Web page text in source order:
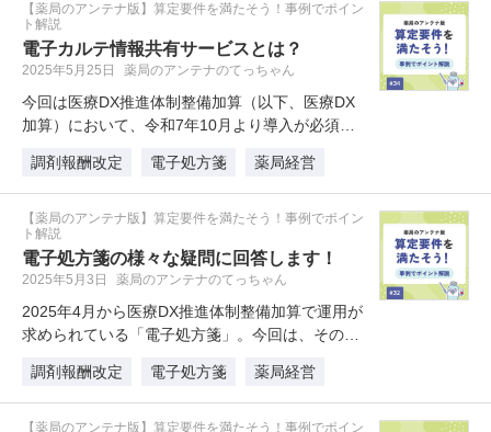
【薬局のアンテナ版】算定要件を満たそう！事例でポイン
ト解説
電子カルテ情報共有サービスとは？
2025年5月25日 薬局のアンテナのてっちゃん
今回は医療DX推進体制整備加算（以下、医療DX
加算）において、令和7年10月より導入が必須と
調剤報酬改定
電子処方箋 薬局経営
【薬局のアンテナ版】算定要件を満たそう！事例でポイン
ト解説
電子処方箋の様々な疑問に回答します！
2025年5月3日 薬局のアンテナのてっちゃん
2025年4月から医療DX推進体制整備加算で運用が
求められている「電子処方箋」。今回は、その中
調剤報酬改定
電子処方箋 薬局経営
【薬局のアンテナ版】算定要件を満たそう！事例でポイン